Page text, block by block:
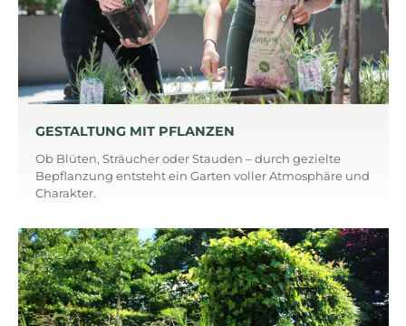
GESTALTUNG MIT PFLANZEN
Ob Blüten, Sträucher oder Stauden – durch gezielte
Bepflanzung entsteht ein Garten voller Atmosphäre und
Charakter.